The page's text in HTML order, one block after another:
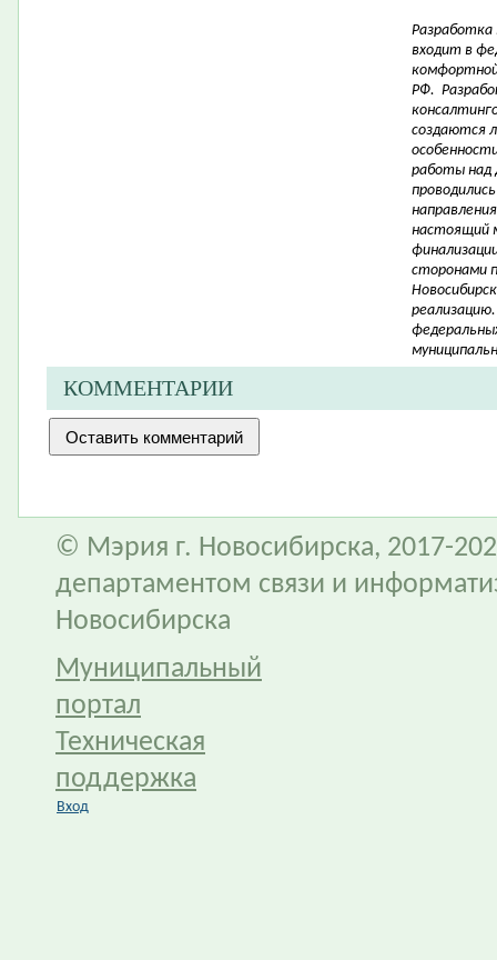
входит в
РФ.
создаются
работы над
настоящий
сторонами
КОММЕНТАРИИ
© Мэрия г. Новосибирска, 2017-
департаментом связи и
Новосибирска
Муниципальный
портал
Техническая
поддержка
Вход